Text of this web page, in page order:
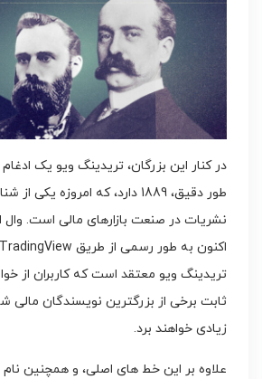
در کنار این بزرگان، تریدینگ ویو یک ادغام
طور دقیق، 1889 دارد، که امروزه
نشریات در صنعت بازارهای مالی است. وال
تریدینگ ویو معتقد است که کاربران از
ثابت برخی از بزرگترین نویسندگان
زیادی خواهند برد.
علاوه بر این خط های اصلی، و همچنین